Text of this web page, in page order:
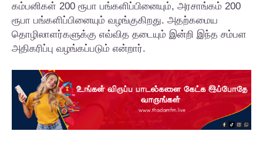
கம்பனிகள் 200 ரூபா பங்களிப்பினையும், அரசாங்கம் 200
ரூபா பங்களிப்பினையும் வழங்குகிறது. அதற்கமைய
தொழிலாளர்களுக்கு எவ்வித தடையும் இன்றி இந்த சம்பள
அதிகரிப்பு வழங்கப்படும் என்றார்.